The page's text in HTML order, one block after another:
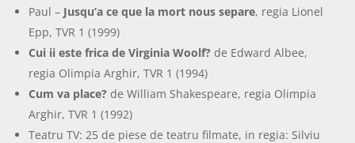
Paul – Jusqu’a ce que la mort nous separe, regia Lionel
Epp, TVR 1 (1999)
Cui ii este frica de Virginia Woolf? de Edward Albee,
regia Olimpia Arghir, TVR 1 (1994)
Cum va place? de William Shakespeare, regia Olimpia
Arghir, TVR 1 (1992)
Teatru TV: 25 de piese de teatru filmate, in regia: Silviu